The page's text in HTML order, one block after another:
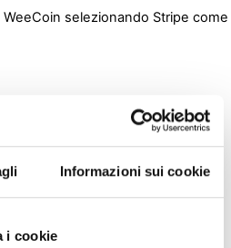
Informazioni sui cookie
i cookie
WeeCoin selezionando Stripe come